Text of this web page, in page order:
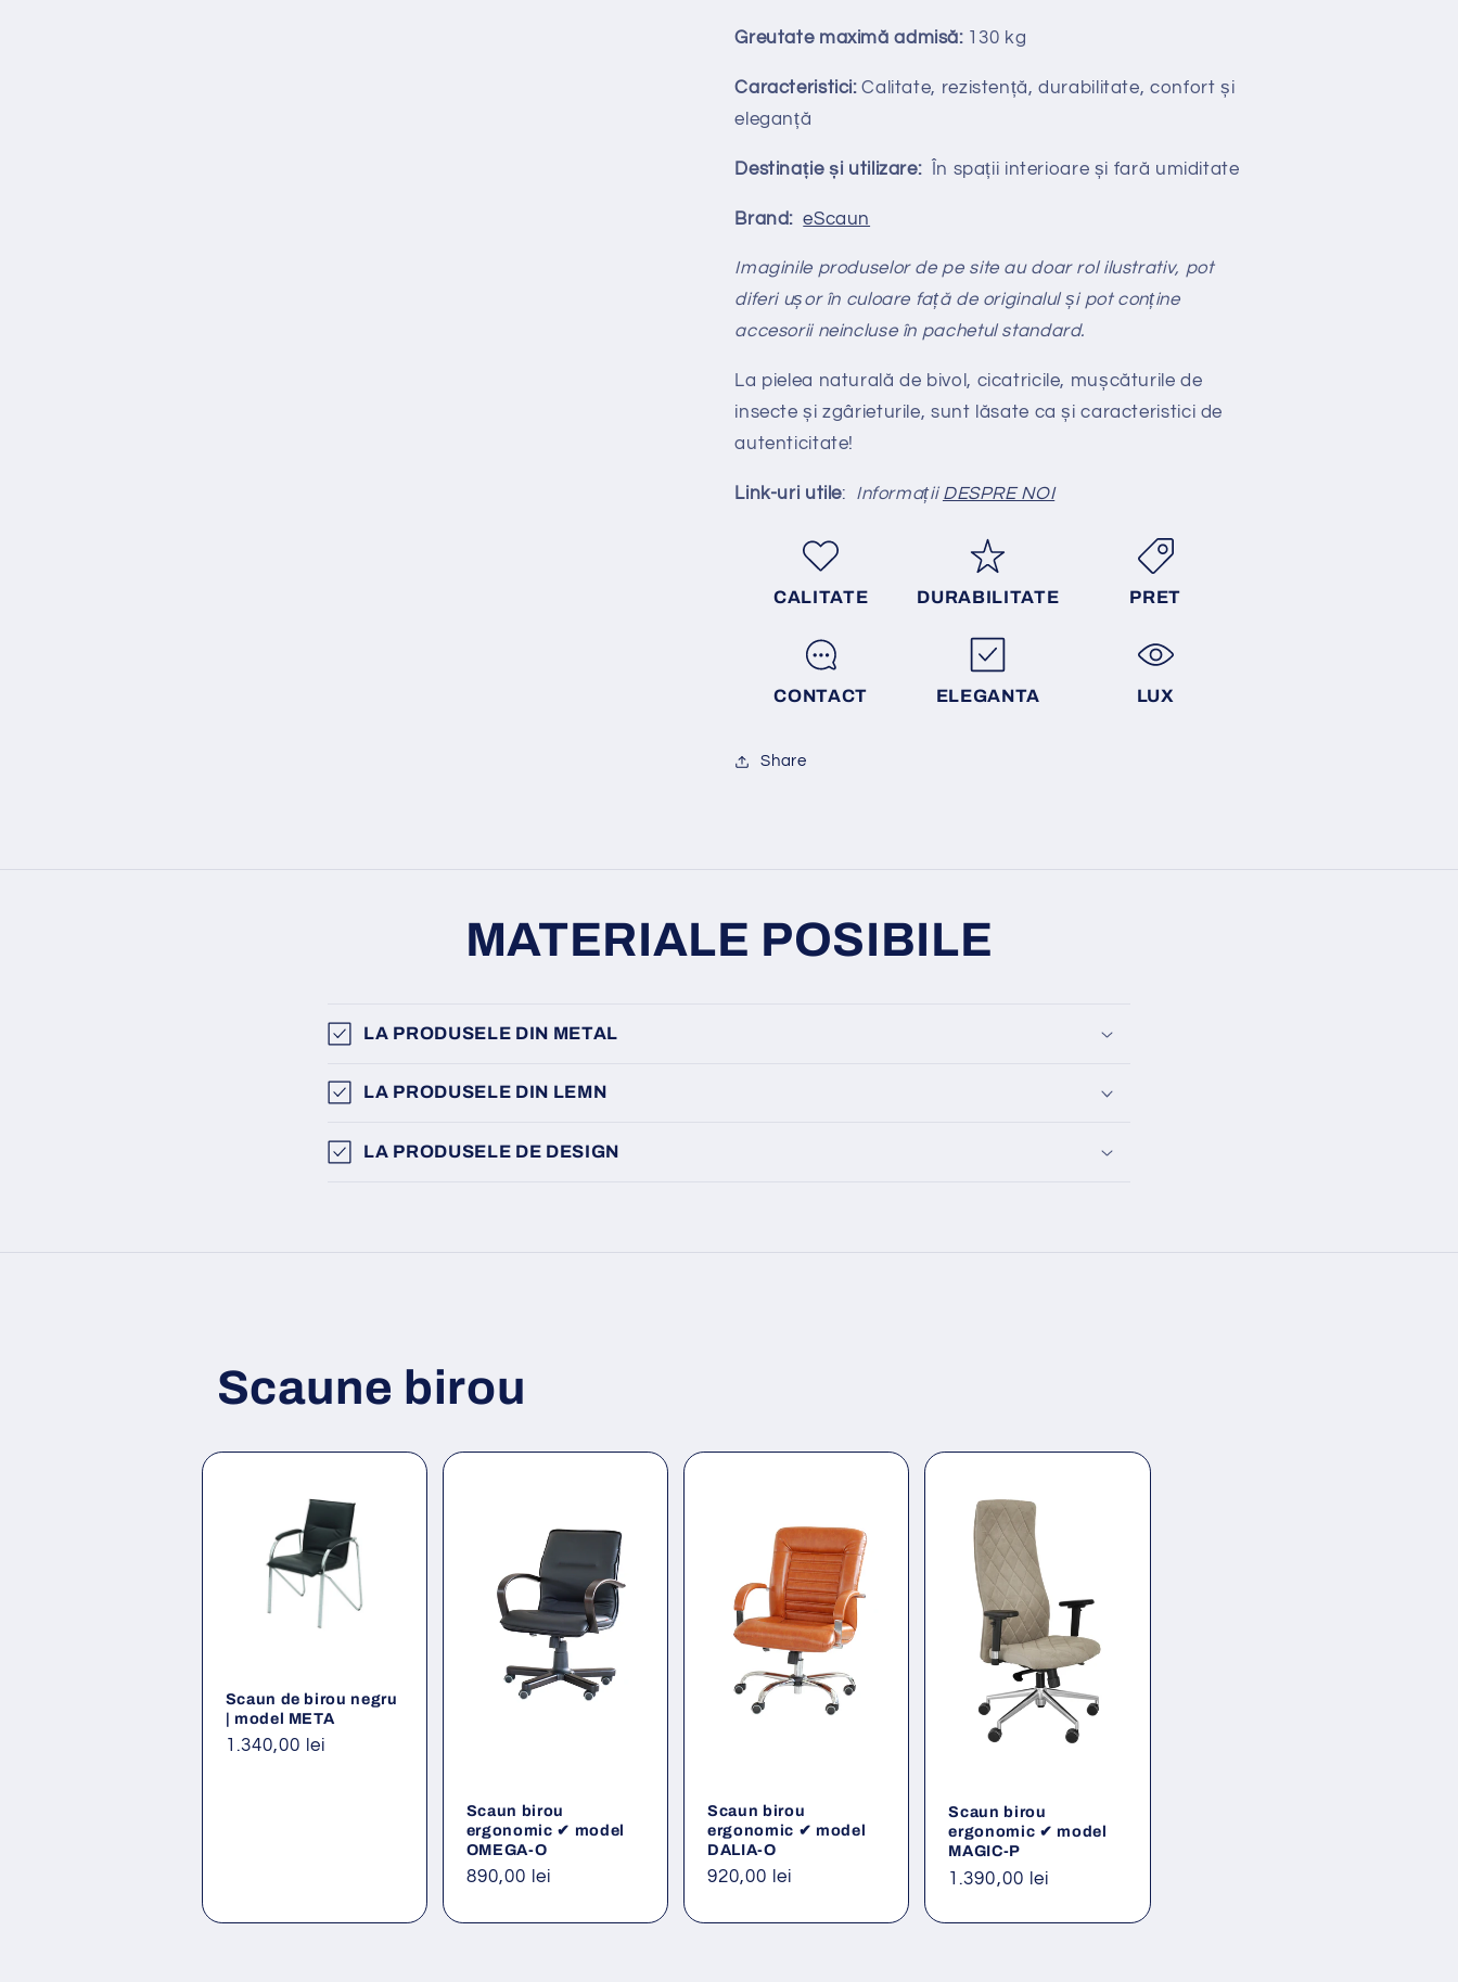
Greutate maximă admisă: 130 kg
Caracteristici:Calitate, rezistență, durabilitate, confort și
eleganță
Destinație și utilizare:În spații interioare și fară umiditate
Brand:eScaun
Imaginile produselor de pe site au doar rol ilustrativ, pot
diferi ușor în culoare față de originalul și pot conține
accesorii neincluse în pachetul standard.
La pielea naturală de bivol, cicatricile, mușcăturile de
insecte și zgârieturile, sunt lăsate ca și caracteristici de
autenticitate!
Link-uri utile: Informații DESPRE NOI
CALITATE DURABILITATE PRET
CONTACT ELEGANTA LUX
Share
MATERIALE POSIBILE
LA PRODUSELE DIN METAL
LA PRODUSELE DIN LEMN
LA PRODUSELE DE DESIGN
Scaune birou
Scaun de birou negru
| model META
Preț
1.340,00 lei
Scaun birou
ergonomic ✔ model
OMEGA-O
Preț
890,00 lei
Scaun birou
ergonomic ✔ model
DALIA-O
Preț
920,00 lei
Scaun birou
ergonomic ✔ model
MAGIC-P
Preț
1.390,00 lei